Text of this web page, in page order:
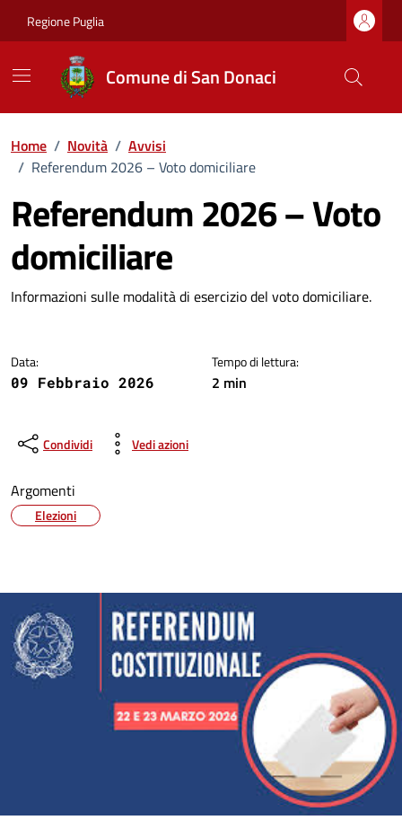
Regione Puglia
Comune di San Donaci
Home / Novità / Avvisi
/ Referendum 2026 – Voto domiciliare
Referendum 2026 – Voto
domiciliare
Dettagli della notizia
Informazioni sulle modalità di esercizio del voto domiciliare.
Data:
09 Febbraio 2026
Tempo di lettura:
2 min
Condividi Vedi azioni
Argomenti
Elezioni